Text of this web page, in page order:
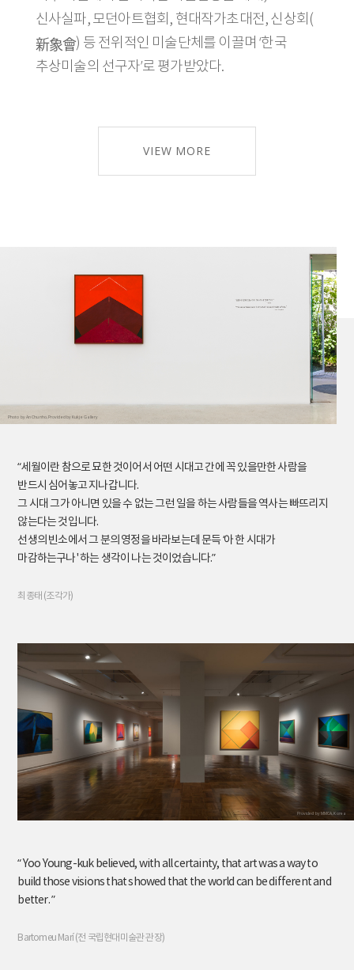
신사실파, 모던아트협회, 현대작가초대전, 신상회(
新象會) 등 전위적인 미술단체를 이끌며 ‘한국
추상미술의 선구자’로 평가받았다.
VIEW MORE
Photo by An Chunho, Provided by Kukje Gallery
“세월이란 참으로 묘한 것이어서 어떤 시대고 간에 꼭 있을만한 사람을
반드시 심어놓고 지나갑니다.
그 시대 그가 아니면 있을 수 없는 그런 일을 하는 사람들을 역사는 빠뜨리지
않는다는 것입니다.
선생의 빈소에서 그 분의 영정을 바라보는데 문득 ‘아 한 시대가
마감하는구나' 하는 생각이 나는 것이었습니다.”
최종태 (조각가)
Provided by MMCA, Korea
“ Yoo Young-kuk believed, with all certainty, that art was a way to
build those visions that showed that the world can be different and
better. ”
Bartomeu Marí (전 국립현대미술관 관장)